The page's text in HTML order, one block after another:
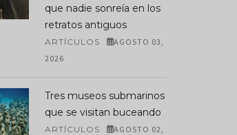
que nadie sonreía en los
retratos antiguos
ARTÍCULOS
AGOSTO 03,
2026
Tres museos submarinos
que se visitan buceando
ARTÍCULOS AGOSTO 02,